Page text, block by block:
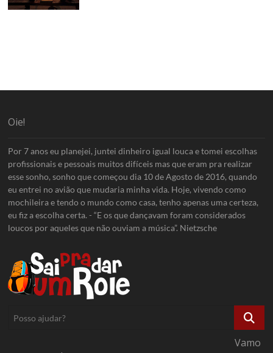
Oie!
Por 7 anos eu planejei, juntei dinheiro igual louca e tomei escolhas
profissionais e pessoais muitos difíceis mas que eram pra realizar
esse sonho, sonho que começou dia 10 de Agosto de 2016, quando
eu entrei no avião que mudaria minha vida. Hoje, vivendo como
mochileira e tendo o mundo como casa, tenho apenas uma certeza,
eu fiz a escolha certa. - “E os que dançavam foram considerados
loucos por aqueles que não ouviam a música”. Nietzsche
Posso
ajudar?
Vamo